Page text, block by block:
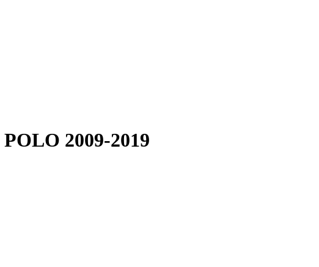
2009-2019